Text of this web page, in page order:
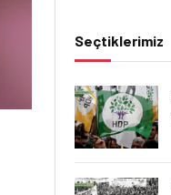
Seçtiklerimiz